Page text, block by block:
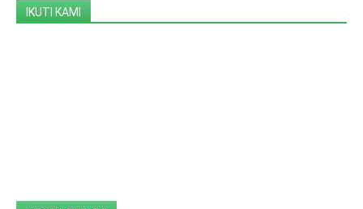
IKUTI KAMI